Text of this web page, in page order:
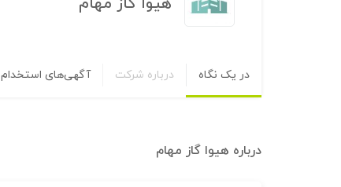
در یک نگاه درباره شرکت آگهی‌های استخدام
درباره هیوا گاز مهام